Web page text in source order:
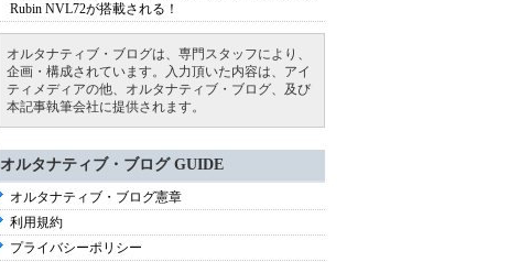
Rubin NVL72が搭載される！
オルタナティブ・ブログは、専門スタッフにより、
企画・構成されています。入力頂いた内容は、アイ
ティメディアの他、オルタナティブ・ブログ、及び
本記事執筆会社に提供されます。
オルタナティブ・ブログ GUIDE
オルタナティブ・ブログ憲章
利用規約
プライバシーポリシー